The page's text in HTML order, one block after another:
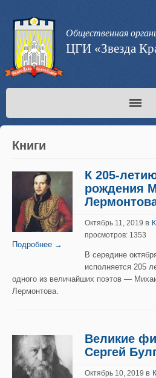
Общественная
ЦГИ «Звезда
Книги
Подробнее →
К 205-
рождения
Октябрь 11, 2019 в
просмотров: 1353
В середине
исполняется 205
одного из величайших поэтов —
Лермонтова.
Великие
Сергей
Октябрь 10, 2019 в